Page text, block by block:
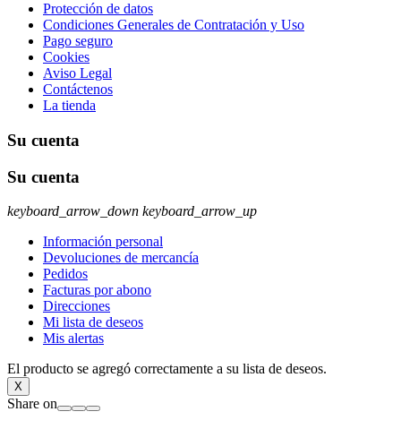
Protección de datos
Condiciones Generales de Contratación y Uso
Pago seguro
Cookies
Aviso Legal
Contáctenos
La tienda
Su cuenta
Su cuenta
keyboard_arrow_down keyboard_arrow_up
Información personal
Devoluciones de mercancía
Pedidos
Facturas por abono
Direcciones
Mi lista de deseos
Mis alertas
El producto se agregó correctamente a su lista de deseos.
X
Share on